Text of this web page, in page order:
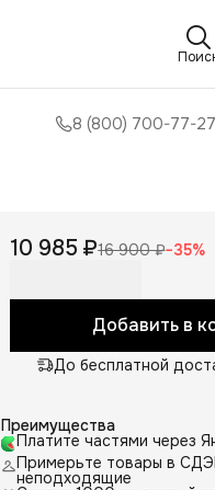
8 (800) 700-77-27
10 985 ₽16 900 ₽−35%
Добавить в
До бесплатной
Преимущества
Платите частями через
Примерьте товары в
неподходящие